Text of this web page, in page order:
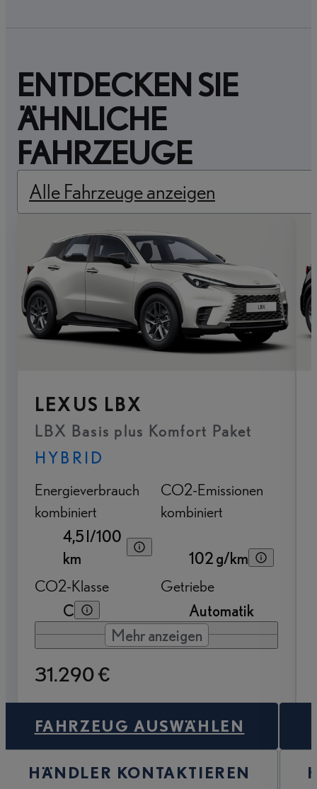
ENTDECKEN SIE
ÄHNLICHE
FAHRZEUGE
Alle Fahrzeuge anzeigen
LEXUS LBX
LBX Basis plus Komfort Paket
HYBRID
Energieverbrauch
kombiniert
4,5 l/100
km
CO2-Emissionen
kombiniert
102 g/km
CO2-Klasse
C
Getriebe
Automatik
Mehr anzeigen
31.290 €
FAHRZEUG AUSWÄHLEN
HÄNDLER KONTAKTIEREN